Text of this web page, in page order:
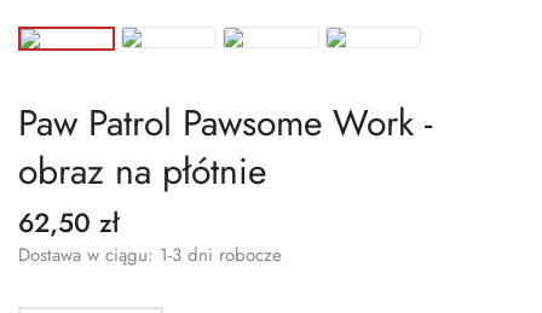
Paw Patrol Pawsome Work -
obraz na płótnie
62,50 zł
Dostawa w ciągu: 1-3 dni robocze